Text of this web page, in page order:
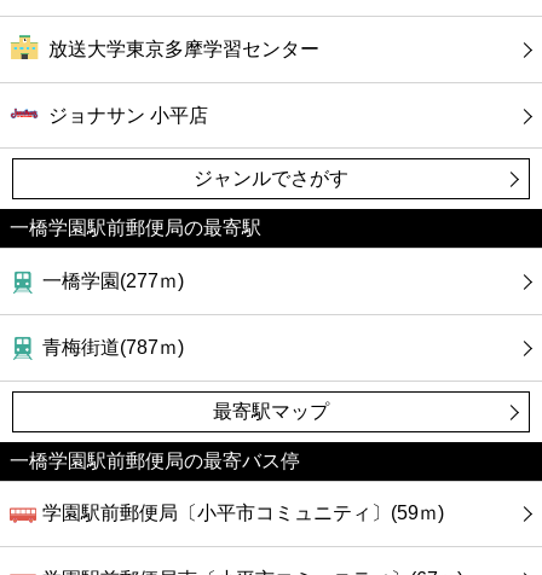
放送大学東京多摩学習センター
ジョナサン 小平店
ジャンルでさがす
一橋学園駅前郵便局の最寄駅
一橋学園(277ｍ)
青梅街道(787ｍ)
最寄駅マップ
一橋学園駅前郵便局の最寄バス停
学園駅前郵便局〔小平市コミュニティ〕(59ｍ)